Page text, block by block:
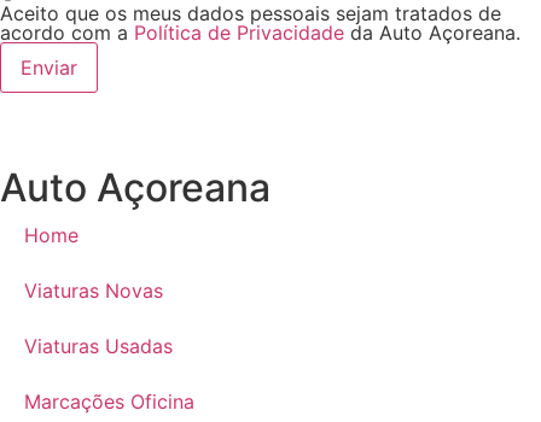
Aceito que os meus dados pessoais sejam tratados de
acordo com a Política de Privacidade da Auto Açoreana.
Enviar
Auto Açoreana
Home
Viaturas Novas
Viaturas Usadas
Marcações Oficina